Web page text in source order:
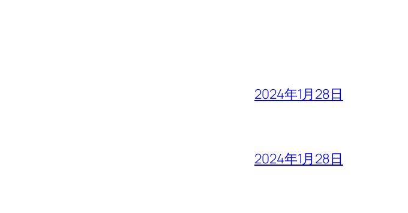
2024年1月28日
2024年1月28日